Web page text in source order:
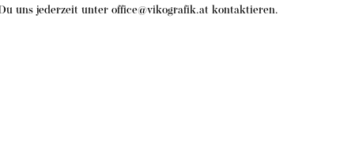
uns jederzeit unter office@vikografik.at kontaktieren.